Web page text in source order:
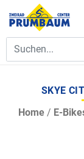
SKYE
Home/ E-